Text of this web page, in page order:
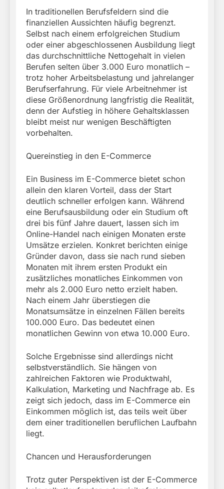
In traditionellen Berufsfeldern sind die
finanziellen Aussichten häufig begrenzt.
Selbst nach einem erfolgreichen Studium
oder einer abgeschlossenen Ausbildung liegt
das durchschnittliche Nettogehalt in vielen
Berufen selten über 3.000 Euro monatlich –
trotz hoher Arbeitsbelastung und jahrelanger
Berufserfahrung. Für viele Arbeitnehmer ist
diese Größenordnung langfristig die Realität,
denn der Aufstieg in höhere Gehaltsklassen
bleibt meist nur wenigen Beschäftigten
vorbehalten.
Quereinstieg in den E-Commerce
Ein Business im E-Commerce bietet schon
allein den klaren Vorteil, dass der Start
deutlich schneller erfolgen kann. Während
eine Berufsausbildung oder ein Studium oft
drei bis fünf Jahre dauert, lassen sich im
Online-Handel nach einigen Monaten erste
Umsätze erzielen. Konkret berichten einige
Gründer davon, dass sie nach rund sieben
Monaten mit ihrem ersten Produkt ein
zusätzliches monatliches Einkommen von
mehr als 2.000 Euro netto erzielt haben.
Nach einem Jahr überstiegen die
Monatsumsätze in einzelnen Fällen bereits
100.000 Euro. Das bedeutet einen
monatlichen Gewinn von etwa 10.000 Euro.
Solche Ergebnisse sind allerdings nicht
selbstverständlich. Sie hängen von
zahlreichen Faktoren wie Produktwahl,
Kalkulation, Marketing und Nachfrage ab. Es
zeigt sich jedoch, dass im E-Commerce ein
Einkommen möglich ist, das teils weit über
dem einer traditionellen beruflichen Laufbahn
liegt.
Chancen und Herausforderungen
Trotz guter Perspektiven ist der E-Commerce